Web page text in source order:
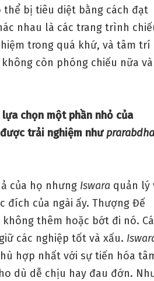
thể bị tiêu diệt bằng cách đạt
nhau là các trang trình
trong quá khứ, và tâm trí
còn phóng chiếu nữa và
chọn một phần nhỏ của
trải nghiệm nhưprarabdha
của họ nhưng Iswara quản lý
đích của ngài ấy. Thượng Đế
thêm hoặc bớt đi nó.
các nghiệp tốt và xấu.
hợp nhất với sự tiến hóa
dù dễ chịu hay đau đớn.